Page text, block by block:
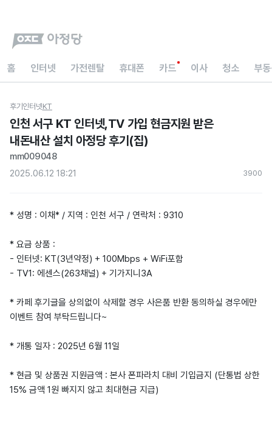
홈 인터넷 가전렌탈 휴대폰 카드 이사 청소 부
후기 인터넷KT
인천 서구 KT 인터넷,TV 가입 현금지원 받은
내돈내산 설치 아정당 후기(집)
mm009048
2025.06.12 18:21
3900
* 성명 : 이채* / 지역 : 인천 서구 / 연락처 : 9310
* 요금 상품 :
- 인터넷: KT(3년약정) + 100Mbps + WiFi포함
- TV1: 에센스(263채널) + 기가지니3A
* 카페 후기글을 상의없이 삭제할 경우 사은품 반환 동의하실 경우에만
이벤트 참여 부탁드립니다~
* 개통 일자 : 2025년 6월 11일
* 현금 및 상품권 지원금액 : 본사 폰파라치 대비 기입금지 (단통법 상한
15% 금액 1원 빠지지 않고 최대현금 지급)